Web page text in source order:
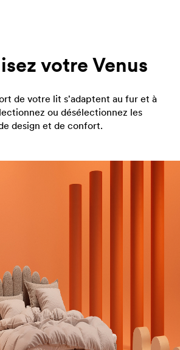
votre Venus
de votre lit s'adaptent au fur et à
ou désélectionnez les
design et de confort.